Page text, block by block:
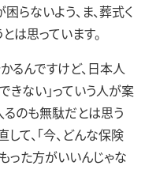
らないよう、ま、葬式く
は思っています。
るんですけど、日本人
きない」っていう人が案
るのも無駄だとは思う
て、「今、どんな保険
った方がいいんじゃな